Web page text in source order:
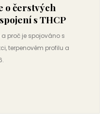
o čerstvých
s THCP
a proč je spojováno s
terpenovém profilu a